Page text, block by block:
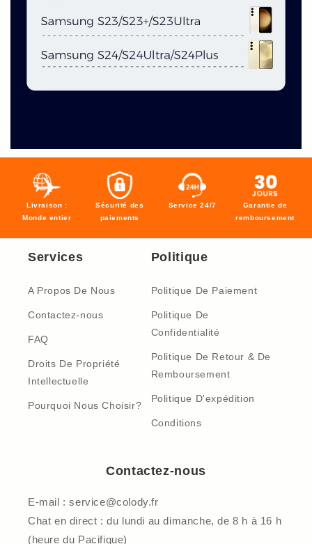
Livraison :
Monde entier
Sécurité des
paiements
Service 24/7
Garantie de
remboursement
Services
A Propos De Nous
Contactez-nous
FAQ
Droits De Propriété
Intellectuelle
Pourquoi Nous Choisir?
Politique
Politique De Paiement
Politique De
Confidentialité
Politique De Retour & De
Remboursement
Politique D'expédition
Conditions
Contactez-nous
E-mail : service@colody.fr
Chat en direct : du lundi au dimanche, de 8 h à 16 h
(heure du Pacifique)